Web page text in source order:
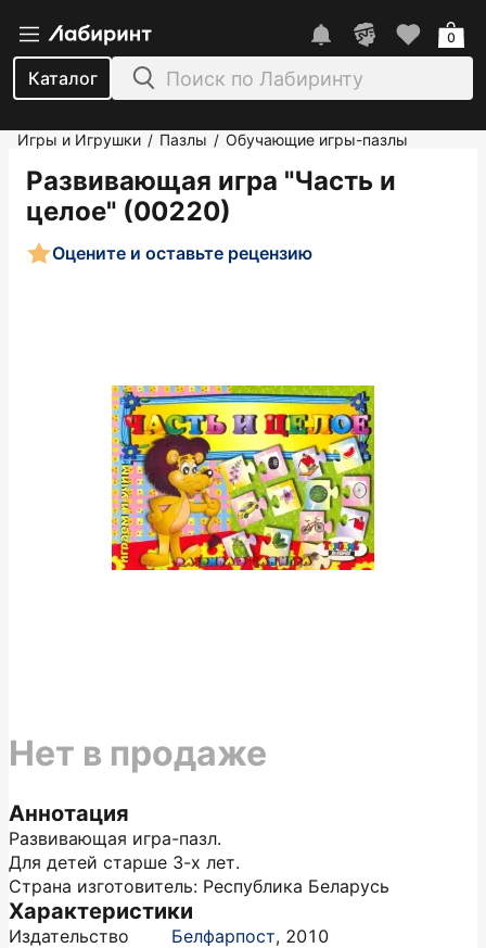
Каталог
0
Игры и Игрушки / Пазлы / Обучающие игры-пазлы
Развивающая игра "Часть и
целое" (00220)
Оцените и оставьте рецензию
Аннотация
Развивающая игра-пазл.
Для детей старше 3-х лет.
Страна изготовитель: Республика Беларусь
Характеристики
Издательство Белфарпост, 2010
Нет в продаже